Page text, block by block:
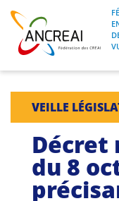
Skip
content
ANCREAI
À propos
Journées
VEILLE
Décret
du 8